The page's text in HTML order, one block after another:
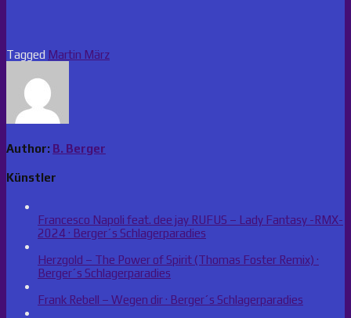
Tagged Martin März
Author: B. Berger
Künstler
Francesco Napoli feat. dee jay RUFUS – Lady Fantasy -RMX-
2024 · Berger´s Schlagerparadies
Herzgold – The Power of Spirit (Thomas Foster Remix) ·
Berger´s Schlagerparadies
Frank Rebell – Wegen dir · Berger´s Schlagerparadies